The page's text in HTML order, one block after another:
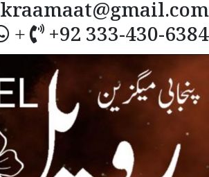
kraamaat@gmail.com
+ +92 333-430-6384